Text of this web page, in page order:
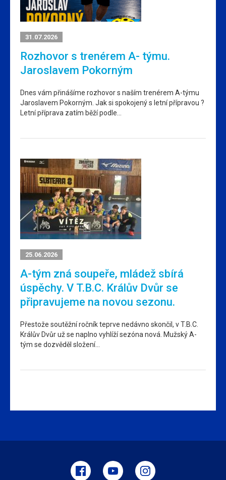
31.07.2026
Rozhovor s trenérem A- týmu.
Jaroslavem Pokorným
Dnes vám přinášíme rozhovor s naším trenérem A-týmu
Jaroslavem Pokorným. Jak si spokojený s letní přípravou ?
Letní příprava zatím běží podle…
25.06.2026
A-tým zná soupeře, mládež sbírá
úspěchy. V T.B.C. Králův Dvůr se
připravujeme na novou sezonu.
Přestože soutěžní ročník teprve nedávno skončil, v T.B.C.
Králův Dvůr už se naplno vyhlíží sezóna nová. Mužský A-
tým se dozvěděl složení…